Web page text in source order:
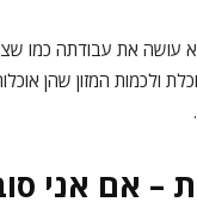
את עבודתה כמו
המזון שהן
– אם אני